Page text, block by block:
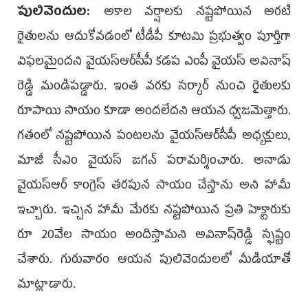
పులివెందుల‌: అకాల వర్షాలకు నష్టపోయిన అరటి
రైతులను ఆదుకోవడంలో టీడీపీ కూట‌మి ప్రభుత్వం పూర్తిగా
విఫలమైంద‌ని వైయ‌స్ఆర్‌సీపీ క‌డ‌ప ఎంపీ వైయస్ అవినాష్
రెడ్డి మండిప‌డ్డారు. ఇంత వ‌ర‌కు స‌ర్కార్ నుంచి రైతుల‌కు
రూపాయి సాయం కూడా అంద‌లేద‌ని ఆయ‌న ధ్వ‌జ‌మెత్తారు.
గ‌తంలో నష్టపోయిన పంటలను వైయ‌స్ఆర్‌సీపీ అధ్య‌క్షులు,
మాజీ సీఎం వైయ‌స్ జగన్ పరామర్శించారు. అనాడు
వైయస్ఆర్ కాంగ్రెస్ తరపున సాయం చేస్తాను అని హామీ
ఇచ్చారు. ఇచ్చిన హామీ మేరకు నష్టపోయిన ప్రతి హెక్టారుకు
రూ 20వేల సాయం అందిస్తామ‌ని అవినాష్‌రెడ్డి స్ఫ‌ష్టం
చేశారు. గురువారం ఆయ‌న పులివెందుల‌లో మీడియాతో
మాట్లాడారు.